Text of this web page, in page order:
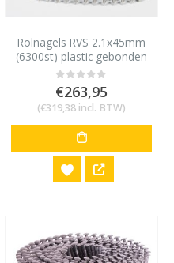
Rolnagels RVS 2.1x45mm
(6300st) plastic gebonden
bolkop vlakke rol
0out of 5
€263,95
(€319,38 incl. BTW)